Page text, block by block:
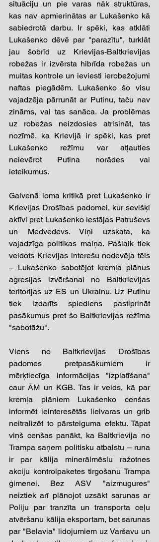
situāciju un pie varas nāk struktūras,
kas nav apmierinātas ar Lukašenko kā
sabiedrotā darbu. Ir spēki, kas atklāti
Lukašenko dēvē par "parazītu", turklāt
jau šobrīd uz Krievijas-Baltkrievijas
robežas ir izvērsta hibrīda robežas un
muitas kontrole un ieviesti ierobežojumi
naftas piegādēm. Lukašenko šo visu
vajadzēja pārrunāt ar Putinu, taču nav
zināms, vai tas sanāca. Ja problēmas
uz robežas neizdosies atrisināt, tas
nozīmē, ka Krievijā ir spēki, kas pret
Lukašenko režīmu var atļauties
neievērot Putina norādes vai
ieteikumus.
Galvenā loma kritikā pret Lukašenko ir
Krievijas Drošības padomei, kur sevišķi
aktīvi pret Lukašenko iestājas Patruševs
un Medvedevs. Viņi uzskata, ka
vajadzīga politikas maiņa. Pašlaik tiek
veidots Krievijas interešu nodevēja tēls
– Lukašenko sabotējot kremļa plānus
agresijas izvēršanai no Baltkrievijas
teritorijas uz ES un Ukrainu. Uz Putinu
tiek izdarīts spiediens pastiprināt
pasākumus pret šo Baltkrievijas režīma
"sabotāžu".
Viens no Baltkrievijas Drošības
padomes pretpasākumiem ir
mērķtiecīga informācijas "izplatīšana"
caur ĀM un KGB. Tas ir veids, kā par
kremļa plāniem Lukašenko cenšas
informēt ieinteresētās lielvaras un grib
neitralizēt to pārsteiguma efektu. Tāpat
viņš cenšas panākt, ka Baltkrievija no
Trampa saņem politisku atbalstu – runa
ir par kālija minerālmēslu ražotnes
akciju kontrolpaketes tirgošanu Trampa
ģimenei. Bez ASV "aizmugures"
neiztiek arī plānojot uzsākt sarunas ar
Poliju par tranzīta un transporta ceļu
atvēršanu kālija eksportam, bet sarunas
par "Belavia" lidojumiem uz Varšavu un